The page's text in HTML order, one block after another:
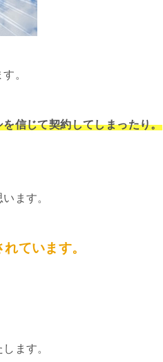
。
信じて契約してしまったり。
ます。
ています。
ます。